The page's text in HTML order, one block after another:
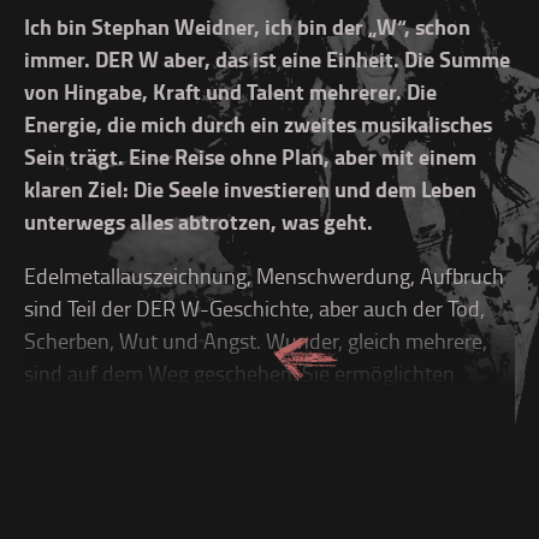
Ich bin Stephan Weidner, ich bin der „W“, schon
immer. DER W aber, das ist eine Einheit. Die Summe
von Hingabe, Kraft und Talent mehrerer. Die
Energie, die mich durch ein zweites musikalisches
Sein trägt. Eine Reise ohne Plan, aber mit einem
klaren Ziel: Die Seele investieren und dem Leben
unterwegs alles abtrotzen, was geht.
Edelmetallauszeichnung, Menschwerdung, Aufbruch
sind Teil der DER W-Geschichte, aber auch der Tod,
Scherben, Wut und Angst. Wunder, gleich mehrere,
sind auf dem Weg geschehen. Sie ermöglichten